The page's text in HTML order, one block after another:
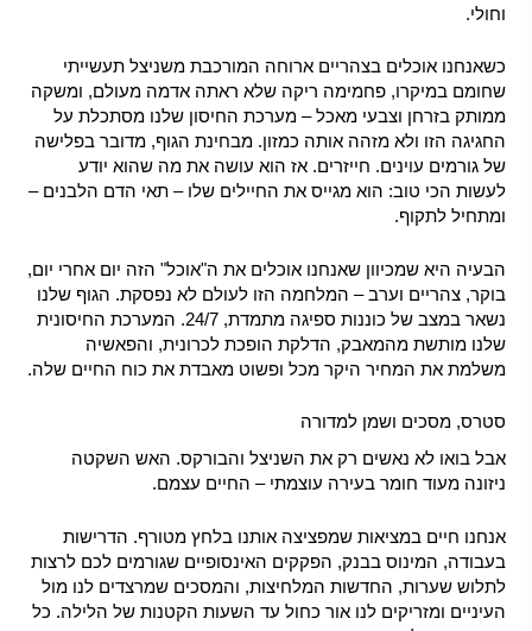
וחולי.
כשאנחנו אוכלים בצהריים ארוחה המורכבת משניצל תעשייתי
שחומם במיקרו, פחמימה ריקה שלא ראתה אדמה מעולם, ומשקה
ממותק בזרחן וצבעי מאכל – מערכת החיסון שלנו מסתכלת על
החגיגה הזו ולא מזהה אותה כמזון. מבחינת הגוף, מדובר בפלישה
של גורמים עוינים. חייזרים. אז הוא עושה את מה שהוא יודע
לעשות הכי טוב: הוא מגייס את החיילים שלו – תאי הדם הלבנים –
ומתחיל לתקוף.
הבעיה היא שמכיוון שאנחנו אוכלים את ה"אוכל" הזה יום אחרי יום,
בוקר, צהריים וערב – המלחמה הזו לעולם לא נפסקת. הגוף שלנו
נשאר במצב של כוננות ספיגה מתמדת, 24/7. המערכת החיסונית
שלנו מותשת מהמאבק, הדלקת הופכת לכרונית, והפאשיה
משלמת את המחיר היקר מכל ופשוט מאבדת את כוח החיים שלה.
סטרס, מסכים ושמן למדורה
אבל בואו לא נאשים רק את השניצל והבורקס. האש השקטה
ניזונה מעוד חומר בעירה עוצמתי – החיים עצמם.
אנחנו חיים במציאות שמפציצה אותנו בלחץ מטורף. הדרישות
בעבודה, המינוס בבנק, הפקקים האינסופיים שגורמים לכם לרצות
לתלוש שערות, החדשות המלחיצות, והמסכים שמרצדים לנו מול
העיניים ומזריקים לנו אור כחול עד השעות הקטנות של הלילה. כל